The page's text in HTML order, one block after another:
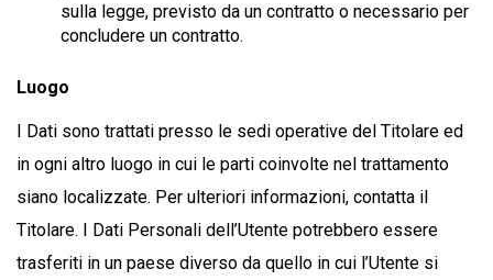
sulla legge, previsto da un contratto o necessario per
concludere un contratto.
Luogo
I Dati sono trattati presso le sedi operative del Titolare ed
in ogni altro luogo in cui le parti coinvolte nel trattamento
siano localizzate. Per ulteriori informazioni, contatta il
Titolare. I Dati Personali dell’Utente potrebbero essere
trasferiti in un paese diverso da quello in cui l’Utente si